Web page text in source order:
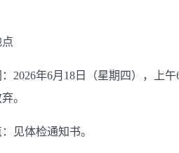
2026年6月 18 日 （星期四）， 上午
。
见体检通知书。